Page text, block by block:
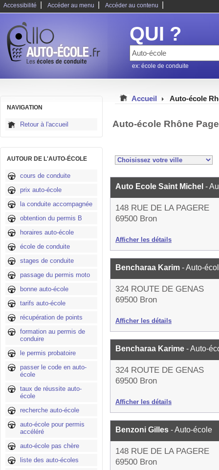
Accessibilité Accéder au menu Accéder au contenu
QUI ?
ex: école de conduite
NAVIGATION
Retour à l'accueil
AUTOUR DE L'AUTO-ÉCOLE
cours de conduite
prix auto-école
la conduite accompagnée
obtention du permis B
horaires auto-école
école de conduite
stages de conduite
passage du permis moto
bonne auto-école
tarifs auto-école
récupération de points
formation au permis de
conduire
le permis probatoire
passer le code en auto-
école
taux de réussite auto-
école
recherche auto-école
auto-école pour permis
accéléré
auto-école pas chère
liste des auto-écoles
Accueil Auto-école
Auto-école Rhône
Auto Ecole Saint Michel -
148 RUE DE LA PAGERE
69500 Bron
Afficher les détails
Bencharaa Karim - Auto-
324 ROUTE DE GENAS
69500 Bron
Afficher les détails
Bencharaa Karime - Auto-
324 ROUTE DE GENAS
69500 Bron
Afficher les détails
Benzoni Gilles - Auto-école
148 RUE DE LA PAGERE
69500 Bron